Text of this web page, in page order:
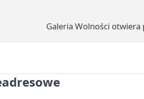
Galeria Wolności